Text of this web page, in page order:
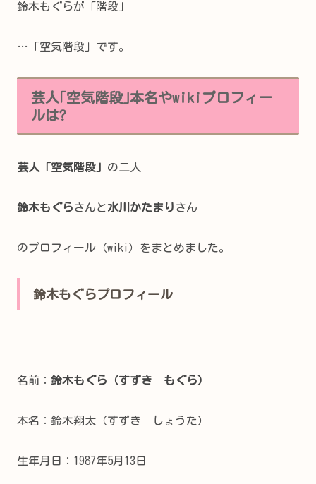
鈴木もぐらが「階段」
…「空気階段」です。
芸人｢空気階段｣本名やwikiプロフィー
ルは?
芸人「空気階段」 の二人
鈴木もぐらさんと 水川かたまり さん
のプロフィール（wiki）をまとめました。
鈴木もぐらプロフィール
名前： 鈴木もぐら（すずき もぐら）
本名：鈴木翔太（すずき しょうた）
生年月日：1987年5月13日